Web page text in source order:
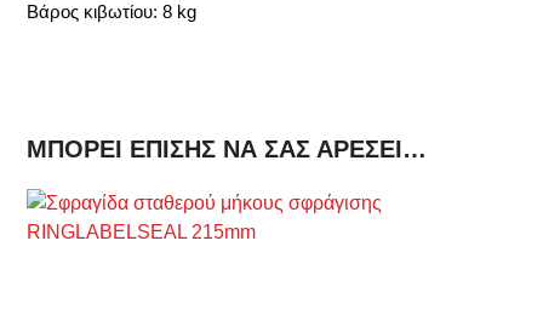
Βάρος κιβωτίου: 8 kg
ΜΠΟΡΕΊ ΕΠΊΣΗΣ ΝΑ ΣΑΣ ΑΡΈΣΕΙ…